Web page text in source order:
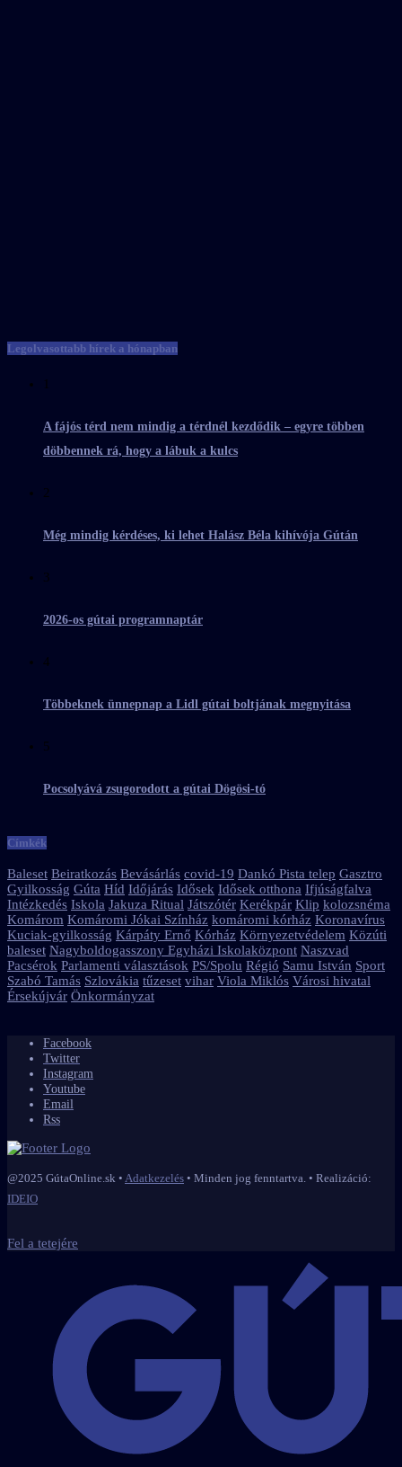
Legolvasottabb hírek a hónapban
1
A fájós térd nem mindig a térdnél kezdődik – egyre többen
döbbennek rá, hogy a lábuk a kulcs
2
Még mindig kérdéses, ki lehet Halász Béla kihívója Gútán
3
2026-os gútai programnaptár
4
Többeknek ünnepnap a Lidl gútai boltjának megnyitása
5
Pocsolyává zsugorodott a gútai Dögösi-tó
Címkék
Baleset Beiratkozás Bevásárlás covid-19 Dankó Pista telep Gasztro
Gyilkosság Gúta Híd Időjárás Idősek Idősek otthona Ifjúságfalva
Intézkedés Iskola Jakuza Ritual Játszótér Kerékpár Klip kolozsnéma
Komárom Komáromi Jókai Színház komáromi kórház Koronavírus
Kuciak-gyilkosság Kárpáty Ernő Kórház Környezetvédelem Közúti
baleset Nagyboldogasszony Egyházi Iskolaközpont Naszvad
Pacsérok Parlamenti választások PS/Spolu Régió Samu István Sport
Szabó Tamás Szlovákia tűzeset vihar Viola Miklós Városi hivatal
Érsekújvár Önkormányzat
Facebook
Twitter
Instagram
Youtube
Email
Rss
@2025 GútaOnline.sk • Adatkezelés • Minden jog fenntartva. • Realizáció:
IDEIO
Fel a tetejére